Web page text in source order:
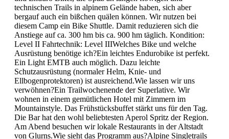
technischen Trails in alpinem Gelände haben, sich aber
bergauf auch ein bißchen quälen können. Wir nutzen bei
diesem Camp ein Bike Shuttle. Damit reduzieren sich die
Anstiege auf ca. 300 hm bis ca. 900 hm täglich. Kondition:
Level II Fahrtechnik: Level IIIWelches Bike und welche
Ausrüstung benötige ich?Ein leichtes Endurobike ist perfekt.
Ein Light EMTB auch möglich. Dazu leichte
Schutzausrüstung (normaler Helm, Knie- und
Ellbogenprotektoren) ist ausreichend.Wie lassen wir uns
verwöhnen?Ein Trailwochenende der Superlative. Wir
wohnen in einem gemütlichen Hotel mit Zimmern im
Mountainstyle. Das Frühstücksbuffet stärkt uns für den Tag.
Die Bar hat den wohl beliebtesten Aperol Spritz der Region.
Am Abend besuchen wir lokale Restaurants in der Altstadt
von Glurns.Wie sieht das Programm aus?Alpine Singletrails